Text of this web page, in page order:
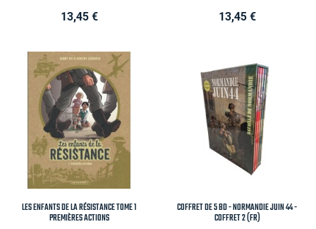
Prix
13,45 € Prix
13,45 €
LES ENFANTS DE LA RÉSISTANCE TOME 1
PREMIÈRES ACTIONS
COFFRET DE 5 BD - NORMANDIE JUIN 44 -
COFFRET 2 (FR)